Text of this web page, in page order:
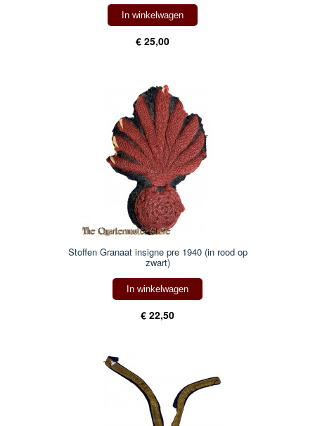
In winkelwagen
€ 25,00
Stoffen Granaat insigne pre 1940 (in rood op
zwart)
In winkelwagen
€ 22,50